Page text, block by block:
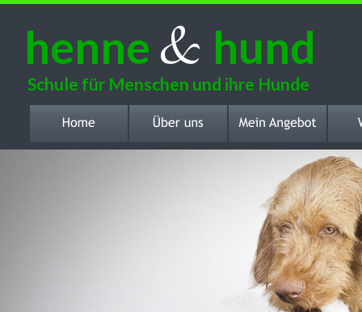
henne & hund
Schule für Menschen und ihre Hunde